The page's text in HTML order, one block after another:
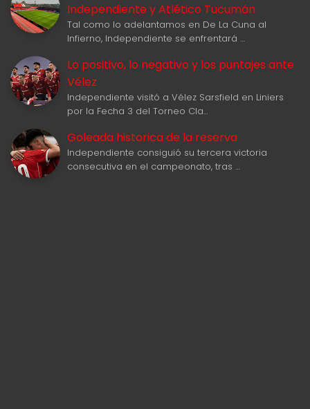
Independiente y Atlético Tucumán
Tal como lo adelantamos en De La Cuna al
Infierno, Independiente se enfrentará …
Lo positivo, lo negativo y los puntajes ante
Vélez
Independiente visitó a Vélez Sarsfield en Liniers
por la Fecha 3 del Torneo Cla…
Goleada historica de la reserva
Independiente consiguió su tercera victoria
consecutiva en el campeonato, tras …